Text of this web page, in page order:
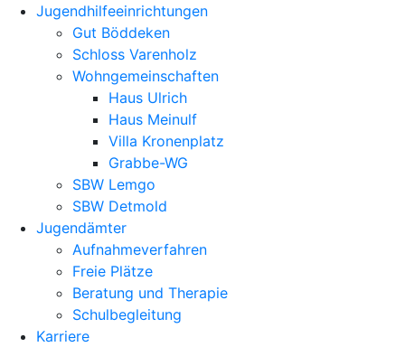
Jugendhilfeeinrichtungen
Gut Böddeken
Schloss Varenholz
Wohngemeinschaften
Haus Ulrich
Haus Meinulf
Villa Kronenplatz
Grabbe-WG
SBW Lemgo
SBW Detmold
Jugendämter
Aufnahmeverfahren
Freie Plätze
Beratung und Therapie
Schulbegleitung
Karriere